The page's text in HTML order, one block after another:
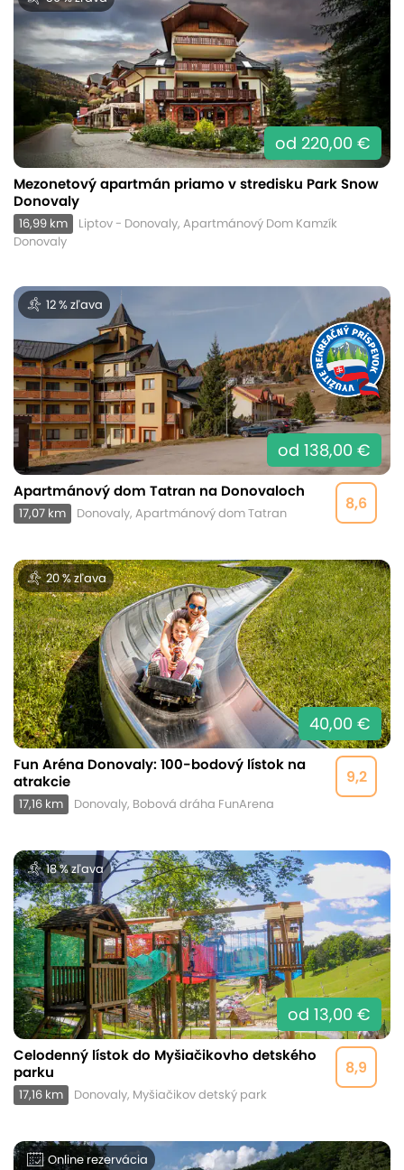
od 220,00 €
Mezonetový apartmán priamo v stredisku Park Snow
Donovaly
16,99 km
Liptov - Donovaly, Apartmánový Dom Kamzík
Donovaly
12 % zľava
od 138,00 €
8,6
Apartmánový dom Tatran na Donovaloch
17,07 km Donovaly, Apartmánový dom Tatran
20 % zľava
40,00 €
9,2
Fun Aréna Donovaly: 100-bodový lístok na
atrakcie
17,16 km Donovaly, Bobová dráha FunArena
18 % zľava
od 13,00 €
8,9
Celodenný lístok do Myšiačikovho detského
parku
17,16 km Donovaly, Myšiačikov detský park
Online rezervácia